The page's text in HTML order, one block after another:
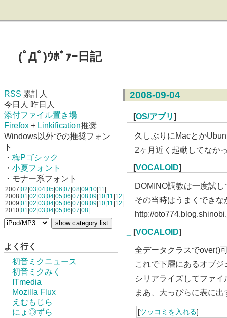
(ﾟДﾟ)ｳﾎﾞｧｰ日記
RSS 累計人
今日人 昨日人
添付ファイル置き場
Firefox + Linkification推奨
Windows以外での推奨フォン
ト
・ 梅Pゴシック
・ 小夏フォント
・モナー系フォント
2007| 02 03 04 05 06 07 08 09 10 11
2008| 01 02 03 04 05 06 07 08 09 10 11 12
2009| 01 02 03 04 05 06 07 08 09 10 11 12
2010| 01 02 03 04 05 06 07 08
よく行く
初音ミクニュース
初音ミクみく
ITmedia
Mozilla Flux
えむもじら
にょ◎ずら
2008-09-04
[OS/アプリ]
久しぶりにMacとか
2ヶ月近く起動してなか
[VOCALOID]
DOMINO調教は一度試
その当時はうまくできな
http://
[VOCALOID]
全データクラスでover()
これで下層にあるオブ
シリアライズしてファ
まあ、大っぴらに表に
[ツッコミを入れる]